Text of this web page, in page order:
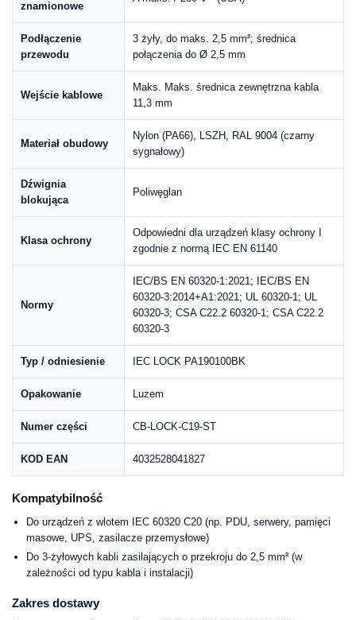
znamionowe
Podłączenie
przewodu
3 żyły, do maks. 2,5 mm²; średnica
połączenia do Ø 2,5 mm
Wejście kablowe
Maks. Maks. średnica zewnętrzna kabla
11,3 mm
Materiał obudowy
Nylon (PA66), LSZH, RAL 9004 (czarny
sygnałowy)
Dźwignia
blokująca
Poliwęglan
Klasa ochrony
Odpowiedni dla urządzeń klasy ochrony I
zgodnie z normą IEC EN 61140
Normy
IEC/BS EN 60320-1:2021; IEC/BS EN
60320-3:2014+A1:2021; UL 60320-1; UL
60320-3; CSA C22.2 60320-1; CSA C22.2
60320-3
Typ / odniesienie IEC LOCK PA190100BK
Opakowanie Luzem
Numer części CB-LOCK-C19-ST
KOD EAN 4032528041827
Kompatybilność
Do urządzeń z wlotem IEC 60320 C20 (np. PDU, serwery, pamięci
masowe, UPS, zasilacze przemysłowe)
Do 3-żyłowych kabli zasilających o przekroju do 2,5 mm² (w
zależności od typu kabla i instalacji)
Zakres dostawy